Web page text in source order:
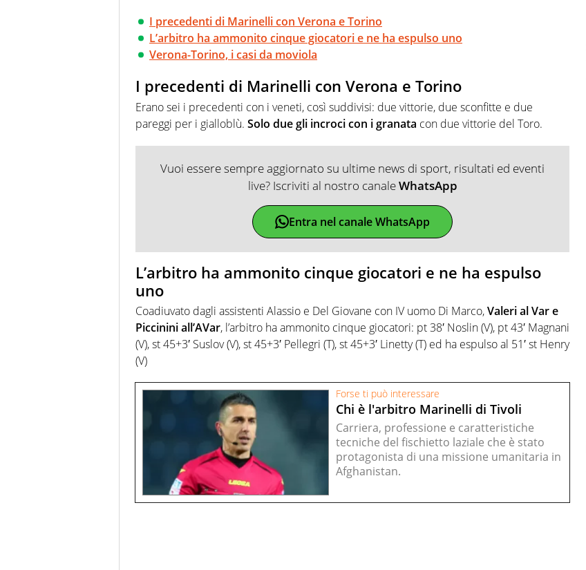
I precedenti di Marinelli con Verona e Torino
L’arbitro ha ammonito cinque giocatori e ne ha espulso uno
Verona-Torino, i casi da moviola
I precedenti di Marinelli con Verona e Torino
Erano sei i precedenti con i veneti, così suddivisi: due vittorie, due sconfitte e due
pareggi per i gialloblù. Solo due gli incroci con i granata con due vittorie del Toro.
Vuoi essere sempre aggiornato su ultime news di sport, risultati ed eventi
live? Iscriviti al nostro canaleWhatsApp
Entra nel canale WhatsApp
L’arbitro ha ammonito cinque giocatori e ne ha espulso
uno
Coadiuvato dagli assistenti Alassio e Del Giovane con IV uomo Di Marco,Valeri al Var e
Piccinini all’AVar, l’arbitro ha ammonito cinque giocatori: pt 38′ Noslin (V), pt 43′ Magnani
(V), st 45+3′ Suslov (V), st 45+3′ Pellegri (T), st 45+3′ Linetty (T) ed ha espulso al 51′ st Henry
(V)
Forse ti può interessare
Chi è l'arbitro Marinelli di Tivoli
Carriera, professione e caratteristiche
tecniche del fischietto laziale che è stato
protagonista di una missione umanitaria in
Afghanistan.